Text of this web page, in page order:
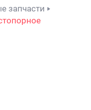
запчасти